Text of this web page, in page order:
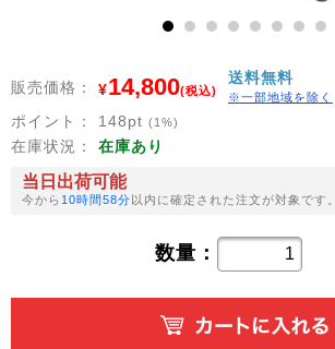
販売価格： ¥14,800(税込)
送料無料
※一部地域を除く
ポイント： 148pt (1%)
在庫状況： 在庫あり
当日出荷可能
今から 10時間58分以内に確定された注文が対象です。
数量：